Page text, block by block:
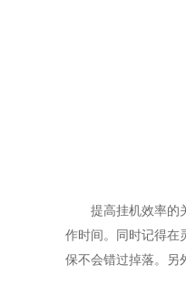
提高挂机效率的
作时间。同时记得在
保不会错过掉落。另